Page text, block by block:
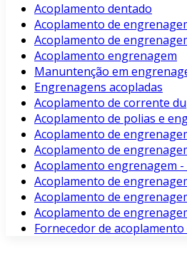
Acoplamento dentado
Acoplamento de
Acoplamento de
Acoplamento engrenagem
Manuntenção em
Engrenagens acopladas
Acoplamento de corrente
Acoplamento de polias e
Acoplamento de
Acoplamento de
Acoplamento engrenagem
Acoplamento de
Acoplamento de
Acoplamento de
Fornecedor de